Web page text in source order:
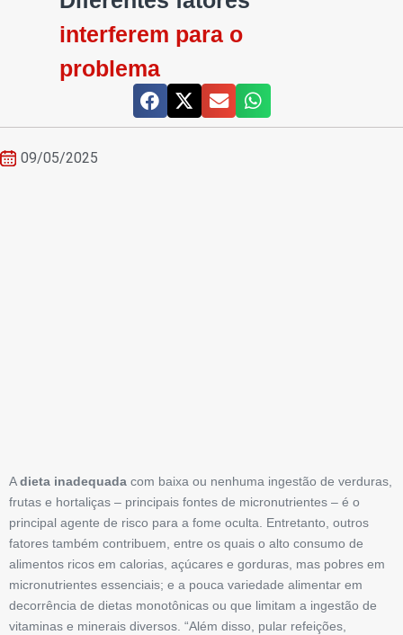
interferem para o
problema
09/05/2025
Adieta inadequada com baixa ou nenhuma ingestão de verduras,
frutas e hortaliças – principais fontes de micronutrientes – é o
principal agente de risco para a fome oculta. Entretanto, outros
fatores também contribuem, entre os quais o alto consumo de
alimentos ricos em calorias, açúcares e gorduras, mas pobres em
micronutrientes essenciais; e a pouca variedade alimentar em
decorrência de dietas monotônicas ou que limitam a ingestão de
vitaminas e minerais diversos. “Além disso, pular refeições,